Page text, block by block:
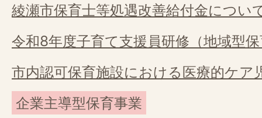
綾瀬市保育士等処遇改善給付金につい
令和8年度子育て支援員研修（地域型
市内認可保育施設における医療的ケア
企業主導型保育事業